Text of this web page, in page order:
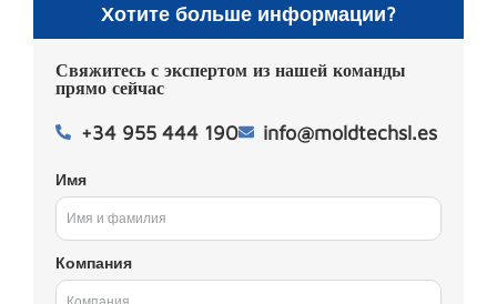
Хотите больше информации?
Свяжитесь с экспертом из нашей команды
прямо сейчас
+34 955 444 190 info@moldtechsl.es
Имя
Компания